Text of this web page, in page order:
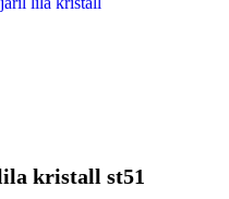
kristall st51